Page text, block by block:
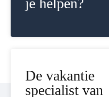
De vakantie
specialist van